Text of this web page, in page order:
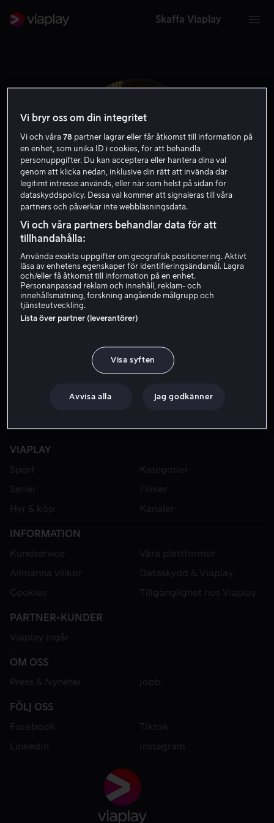
Skaffa Viaplay
Jim O'Hanlon
FRÅN 49 KR
VIAPLAY
Sport
Kategorier
Serier
Filmer
Hyr & köp
Kanaler
INFORMATION
Kundservice
Våra plattformar
Allmänna villkor
Dataskydd & Viaplay
Cookies
Tillgänglighet hos Viaplay
PARTNER-KUNDER
Viaplay ingår
OM OSS
Press & Nyheter
Jobb
FÖLJ OSS
Facebook
Tiktok
LinkedIn
Instagram
Vi bryr oss om din integritet
Vi och våra78 partner lagrar eller får åtkomst till information på
en enhet, som unika ID i cookies, för att behandla
personuppgifter. Du kan acceptera eller hantera dina val
genom att klicka nedan, inklusive din rätt att invända där
legitimt intresse används, eller när som helst på sidan för
dataskyddspolicy. Dessa val kommer att signaleras till våra
partners och påverkar inte webbläsningsdata.
Vi och våra partners behandlar data för att
tillhandahålla:
Använda exakta uppgifter om geografisk positionering. Aktivt
läsa av enhetens egenskaper för identifieringsändamål. Lagra
och/eller få åtkomst till information på en enhet.
Personanpassad reklam och innehåll, reklam- och
innehållsmätning, forskning angående målgrupp och
tjänsteutveckling.
Lista över partner (leverantörer)
Visa syften
Avvisa alla Jag godkänner